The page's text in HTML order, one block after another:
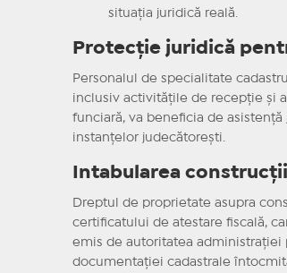
situaţia juridică reală.
Protecție juridică
Personalul de specialitate
inclusiv activităţile de recepţie şi
funciară, va beneficia de
instanţelor judecătoreşti.
Intabularea
Dreptul de proprietate asupra
certificatului de atestare fiscală,
emis de autoritatea administraţiei
documentaţiei cadastrale